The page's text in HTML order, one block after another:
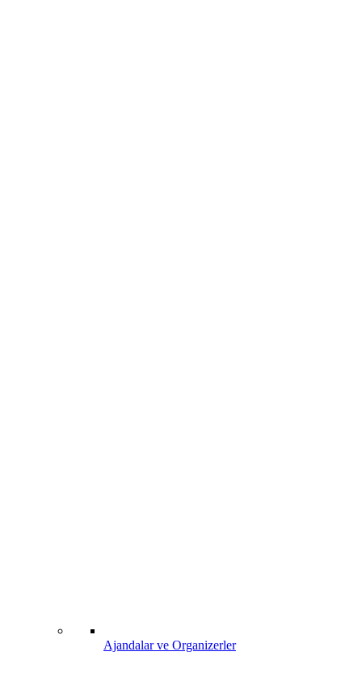
Ajandalar ve Organizerler